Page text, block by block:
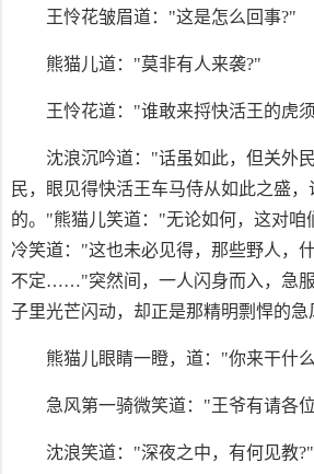
王怜花皱眉道："这是怎么回事?"
熊猫儿道："莫非有人来袭?"
王怜花道："谁敢来捋快活王的虎
沈浪沉吟道："话虽如此，但关外
民，眼见得快活王车马侍从如此之盛
的。"熊猫儿笑道："无论如何，这对咱
冷笑道："这也未必见得，那些野人，
不定……"突然间，一人闪身而入，急
子里光芒闪动，却正是那精明剽悍的急
熊猫儿眼睛一瞪，道："你来干什
急风第一骑微笑道："王爷有请各
沈浪笑道："深夜之中，有何见教?"